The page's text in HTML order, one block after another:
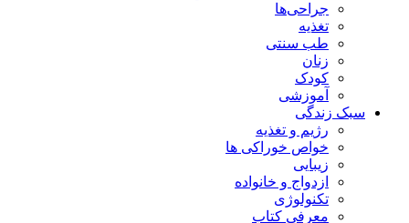
جراحی‌ها
تغذیه
طب سنتی
زنان
کودک
آموزشی
سبک زندگی
رژیم و تغذیه
خواص خوراکی ها
زیبایی
ازدواج و خانواده
تکنولوژی
معرفی کتاب